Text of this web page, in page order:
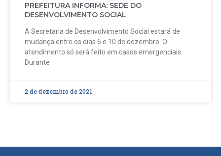
PREFEITURA INFORMA: SEDE DO
DESENVOLVIMENTO SOCIAL
A Secretaria de Desenvolvimento Social estará de
mudança entre os dias 6 e 10 de dezembro. O
atendimento só será feito em casos emergenciais.
Durante
2 de dezembro de 2021